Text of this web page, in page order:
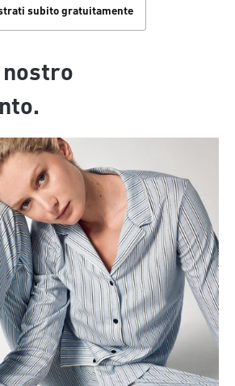
subito gratuitamente